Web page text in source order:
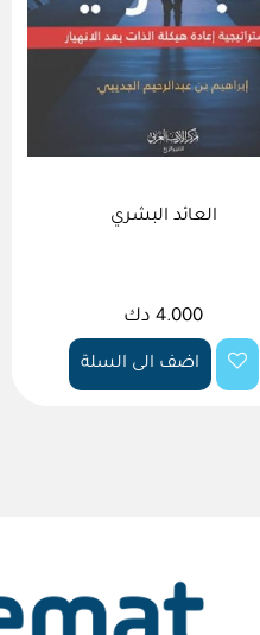
العائد البشري
4.000 دك
اضف الى السلة